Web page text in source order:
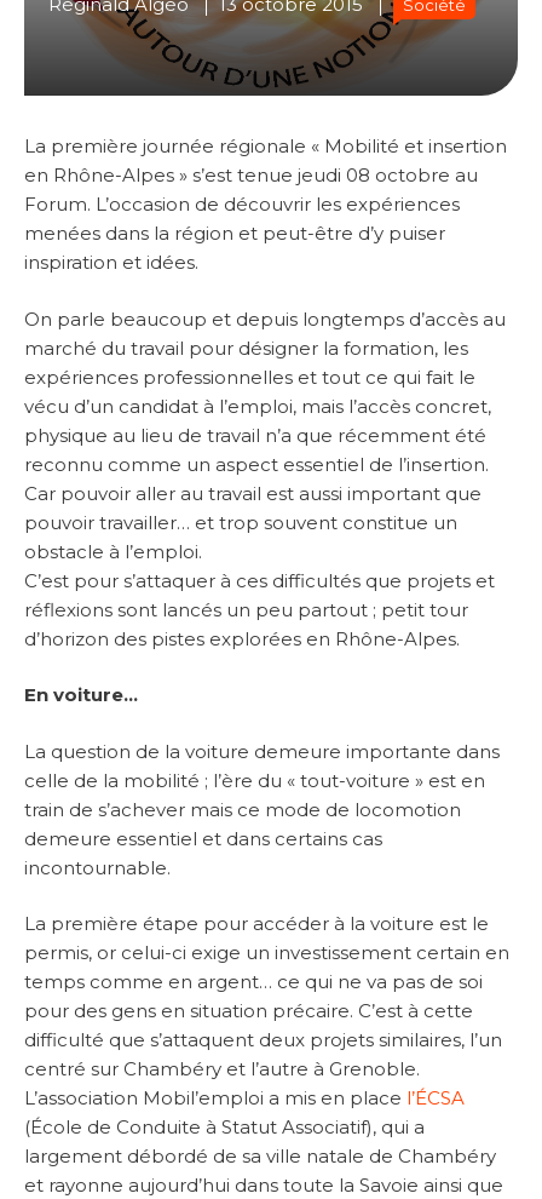
Réginald Algéo 13 octobre 2015 Société
La première journée régionale « Mobilité et insertion
en Rhône-Alpes » s’est tenue jeudi 08 octobre au
Forum. L’occasion de découvrir les expériences
menées dans la région et peut-être d’y puiser
inspiration et idées.
On parle beaucoup et depuis longtemps d’accès au
marché du travail pour désigner la formation, les
expériences professionnelles et tout ce qui fait le
vécu d’un candidat à l’emploi, mais l’accès concret,
physique au lieu de travail n’a que récemment été
reconnu comme un aspect essentiel de l’insertion.
Car pouvoir aller au travail est aussi important que
pouvoir travailler… et trop souvent constitue un
obstacle à l’emploi.
C’est pour s’attaquer à ces difficultés que projets et
réflexions sont lancés un peu partout ; petit tour
d’horizon des pistes explorées en Rhône-Alpes.
En voiture…
La question de la voiture demeure importante dans
celle de la mobilité ; l’ère du « tout-voiture » est en
train de s’achever mais ce mode de locomotion
demeure essentiel et dans certains cas
incontournable.
La première étape pour accéder à la voiture est le
permis, or celui-ci exige un investissement certain en
temps comme en argent… ce qui ne va pas de soi
pour des gens en situation précaire. C’est à cette
difficulté que s’attaquent deux projets similaires, l’un
centré sur Chambéry et l’autre à Grenoble.
L’association Mobil’emploi a mis en place l’ÉCSA
(École de Conduite à Statut Associatif), qui a
largement débordé de sa ville natale de Chambéry
et rayonne aujourd’hui dans toute la Savoie ainsi que